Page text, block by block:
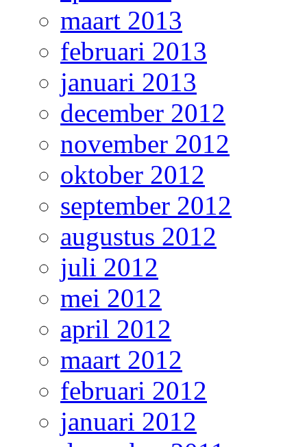
maart 2013
februari 2013
januari 2013
december 2012
november 2012
oktober 2012
september 2012
augustus 2012
juli 2012
mei 2012
april 2012
maart 2012
februari 2012
januari 2012